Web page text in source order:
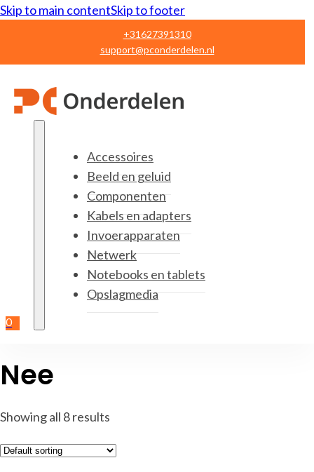
Skip to main contentSkip to footer
+31627391310
support@pconderdelen.nl
0
Accessoires
Beeld en geluid
Componenten
Kabels en adapters
Invoerapparaten
Netwerk
Notebooks en tablets
Opslagmedia
Nee
Showing all 8 results